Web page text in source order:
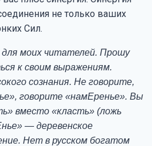
не только ваших
Сил.
для моих читателей. Прошу
к своим выражениям.
сознания. Не говорите,
говорите «намЕренье». Вы
вместо «класть» (ложь
— деревенское
Нет в русском богатом